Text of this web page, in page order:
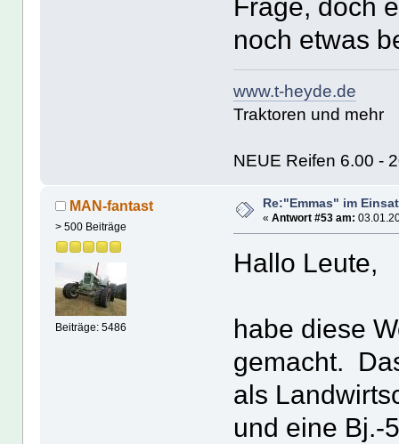
Frage, doch
noch etwas
www.t-heyde.de
Traktoren und mehr
NEUE Reifen 6.00 -
MAN-fantast
> 500 Beiträge
Beiträge: 5486
Re:"Emmas" im
« Antwort #53 am:
Hallo Leute,
habe diese
gemacht.
als
und eine Bj.-